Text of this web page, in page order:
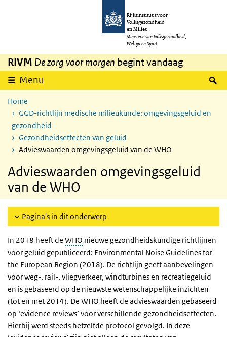
Overslaan en naar de inhoud gaan
Rijksinstituut voor
Volksgezondheid
en Milieu
Ministerie van Volksgezondheid,
Welzijn en Sport
RIVM De zorg voor morgen begint vandaag
Menu
Home
GGD-richtlijn medische milieukunde: omgevingsgeluid en
gezondheid
Gezondheidseffecten van geluid
Advieswaarden omgevingsgeluid van de WHO
Advieswaarden omgevingsgeluid
van de WHO
Pagina's in dit onderwerp
In 2018 heeft de WHO nieuwe gezondheidskundige richtlijnen
voor geluid gepubliceerd: Environmental Noise Guidelines for
the European Region (2018). De richtlijn geeft aanbevelingen
voor weg-, rail-, vliegverkeer, windturbines en recreatiegeluid
en is gebaseerd op de nieuwste wetenschappelijke inzichten
(tot en met 2014). De WHO heeft de advieswaarden gebaseerd
op ‘evidence reviews’ voor verschillende gezondheidseffecten.
Hierbij werd steeds hetzelfde protocol gevolgd. In deze